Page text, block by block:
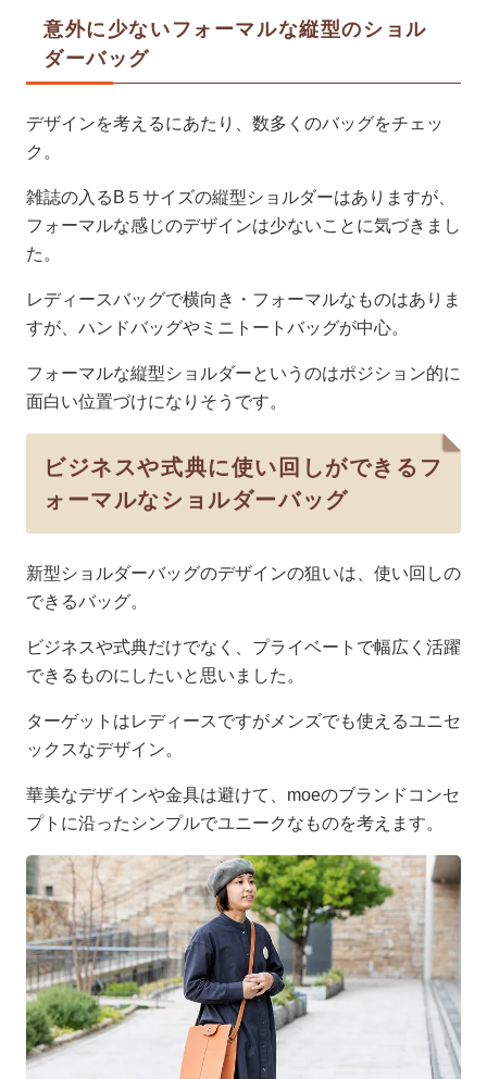
意外に少ないフォーマルな縦型のショル
ダーバッグ
デザインを考えるにあたり、数多くのバッグをチェッ
ク。
雑誌の入るB５サイズの縦型ショルダーはありますが、
フォーマルな感じのデザインは少ないことに気づきまし
た。
レディースバッグで横向き・フォーマルなものはありま
すが、ハンドバッグやミニトートバッグが中心。
フォーマルな縦型ショルダーというのはポジション的に
面白い位置づけになりそうです。
ビジネスや式典に使い回しができるフ
ォーマルなショルダーバッグ
新型ショルダーバッグのデザインの狙いは、使い回しの
できるバッグ。
ビジネスや式典だけでなく、プライベートで幅広く活躍
できるものにしたいと思いました。
ターゲットはレディースですがメンズでも使えるユニセ
ックスなデザイン。
華美なデザインや金具は避けて、moeのブランドコンセ
プトに沿ったシンプルでユニークなものを考えます。